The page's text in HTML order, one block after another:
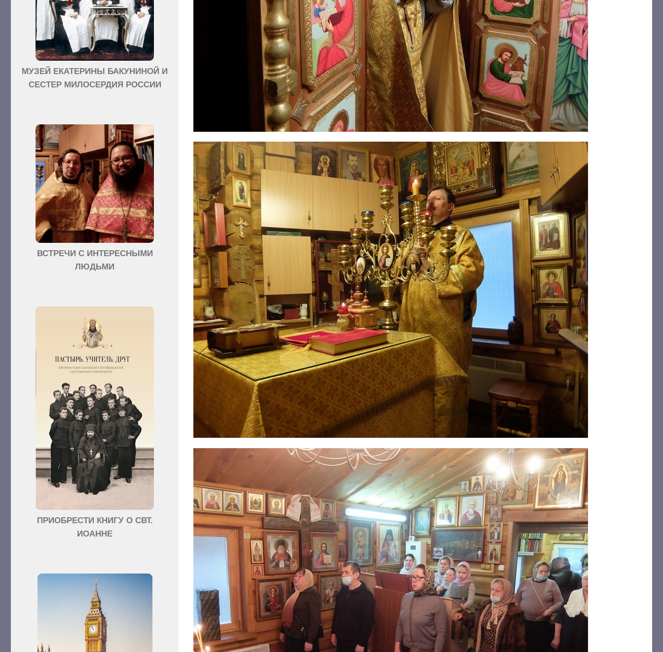
МУЗЕЙ ЕКАТЕРИНЫ БАКУНИНОЙ И
СЕСТЕР МИЛОСЕРДИЯ РОССИИ
ВСТРЕЧИ С ИНТЕРЕСНЫМИ
ЛЮДЬМИ
ПРИОБРЕСТИ КНИГУ О СВТ.
ИОАННЕ